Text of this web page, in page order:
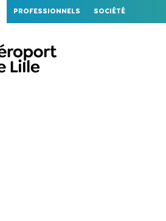
PROFESSIONNELS SOCIÉTÉ